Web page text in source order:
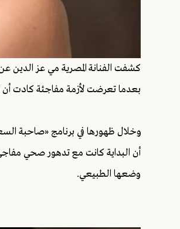
كشفت الفنانة المصرية مي عز الدين
بعدما تعرضت لأزمة مفاجئة كادت أن
أن البداية كانت مع تدهور صحي
وضعها الطبيعي.